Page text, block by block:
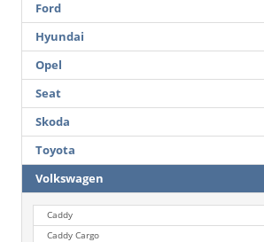
Ford
Hyundai
Opel
Seat
Skoda
Toyota
Volkswagen
Caddy
Caddy Cargo